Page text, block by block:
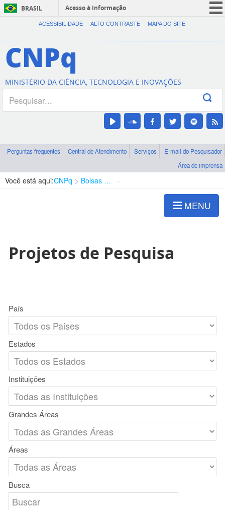
BRASIL
Acesso à informação
CORONAVÍRUS (COVID-19)
Canais
ACESSIBILIDADE ALTO CONTRASTE MAPA DO SITE
CNPq
MINISTÉRIO DA CIÊNCIA, TECNOLOGIA E INOVAÇÕES
Perguntas frequentes Central de Atendimento Serviços
E-mail do Pesquisador
Área de imprensa
Você está aqui:CNPq Bolsas e Auxílios Vigentes
MENU
Projetos de Pesquisa
País
Estados
Instituições
Grandes Áreas
Áreas
Busca